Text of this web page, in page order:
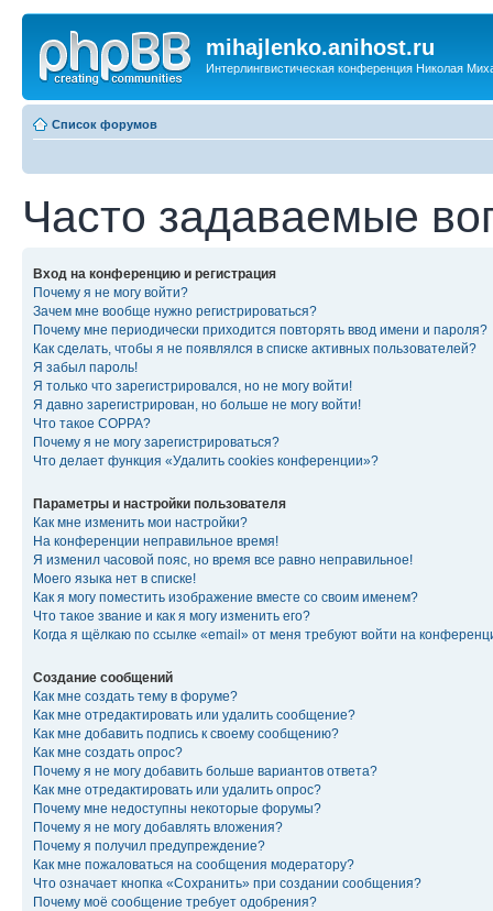
mihajlenko.anihost.ru
Интерлингвистическая конференция Николая
Список форумов
Часто задаваемые
Вход на конференцию и регистрация
Почему я не могу войти?
Зачем мне вообще нужно регистрироваться?
Почему мне периодически приходится повторять ввод имени и пароля?
Как сделать, чтобы я не появлялся в списке активных пользователей?
Я забыл пароль!
Я только что зарегистрировался, но не могу войти!
Я давно зарегистрирован, но больше не могу войти!
Что такое COPPA?
Почему я не могу зарегистрироваться?
Что делает функция «Удалить cookies конференции»?
Параметры и настройки пользователя
Как мне изменить мои настройки?
На конференции неправильное время!
Я изменил часовой пояс, но время все равно неправильное!
Моего языка нет в списке!
Как я могу поместить изображение вместе со своим именем?
Что такое звание и как я могу изменить его?
Когда я щёлкаю по ссылке «email» от меня требуют войти на
Создание сообщений
Как мне создать тему в форуме?
Как мне отредактировать или удалить сообщение?
Как мне добавить подпись к своему сообщению?
Как мне создать опрос?
Почему я не могу добавить больше вариантов ответа?
Как мне отредактировать или удалить опрос?
Почему мне недоступны некоторые форумы?
Почему я не могу добавлять вложения?
Почему я получил предупреждение?
Как мне пожаловаться на сообщения модератору?
Что означает кнопка «Сохранить» при создании сообщения?
Почему моё сообщение требует одобрения?